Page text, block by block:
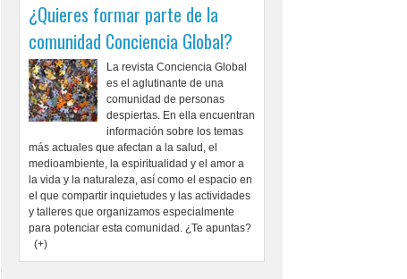
¿Quieres formar parte de la
comunidad Conciencia Global?
La revista Conciencia Global
es el aglutinante de una
comunidad de personas
despiertas. En ella encuentran
información sobre los temas
más actuales que afectan a la salud, el
medioambiente, la espiritualidad y el amor a
la vida y la naturaleza, así como el espacio en
el que compartir inquietudes y las actividades
y talleres que organizamos especialmente
para potenciar esta comunidad. ¿Te apuntas?
(+)